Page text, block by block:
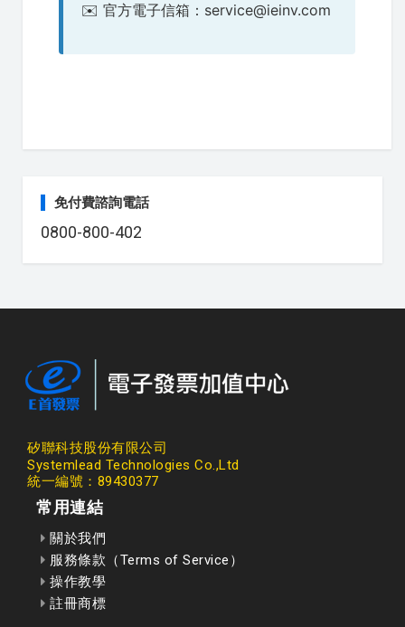
✉️ 官方電子信箱：service@ieinv.com
免付費諮詢電話
0800-800-402
矽聯科技股份有限公司
Systemlead Technologies Co.,Ltd
統一編號：89430377
常用連結
關於我們
服務條款（Terms of Service）
操作教學
註冊商標